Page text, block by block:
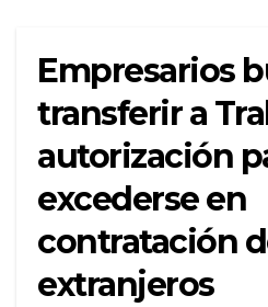
Empresarios
transferir a
autorización
excederse en
contratación
extranjeros